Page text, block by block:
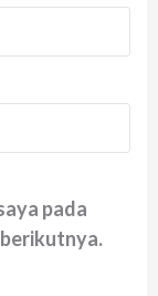
pada